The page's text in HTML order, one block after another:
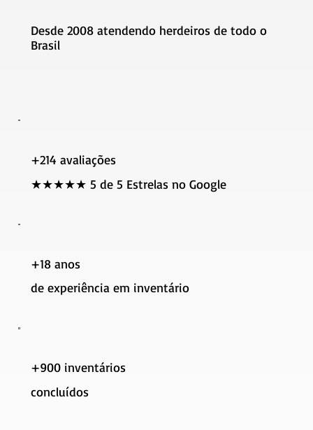
Desde 2008 atendendo herdeiros de todo o
Brasil
​★★★★★ 5 de 5 Estrelas no Google
+214 avaliações
+18 anos
de experiência em inventário
+900 inventários
concluídos